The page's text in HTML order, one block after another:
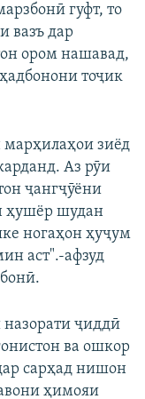
гуфт, то
вазъ дар
ором нашавад,
тоҷик
зиёд
Аз рӯи
ҷангҷӯёни
ҳушёр шудан
ногаҳон ҳуҷум
аст".-афзуд
ҷиддӣ
ва ошкор
сарҳад нишон
ҳимояи